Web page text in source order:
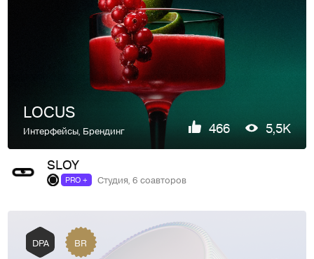
LOCUS
Интерфейсы, Брендинг 466 5,5K
SLOY
PRO + Студия, 6 соавторов
DPA BR